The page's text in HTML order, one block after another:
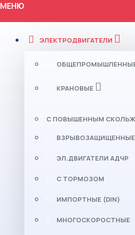
МЕНЮ
ЭЛЕКТРОДВИГАТЕЛИ
КРАНОВЫЕ
С ПОВЫШЕННЫМ
ВЗРЫВОЗАЩИЩЕННЫЕ
ЭЛ.ДВИГАТЕЛИ АДЧР
С ТОРМОЗОМ
ИМПОРТНЫЕ (DIN)
МНОГОСКОРОСТНЫЕ